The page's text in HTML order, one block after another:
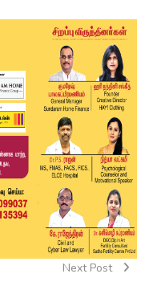
Next Post